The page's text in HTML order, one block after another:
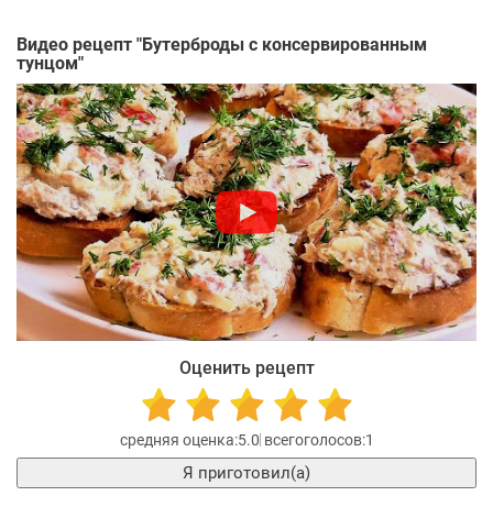
Видео рецепт "Бутерброды с консервированным
тунцом"
Оценить рецепт
5.0 1
Я приготовил(а)